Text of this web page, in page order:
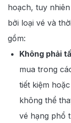
hoạch, tuy
bởi loại vé và
gồm:
Không phải
mua trong
tiết kiệm
không thể
vé hạng phổ